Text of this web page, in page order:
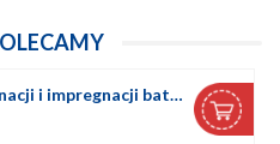
Preparat do pielęgnacji i impregnacji baterii czarnych